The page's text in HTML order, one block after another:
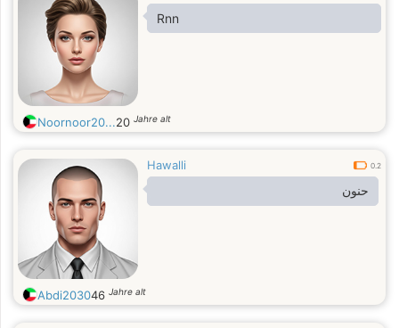
Rnn
Noornoor20...20 Jahre alt
Hawalli 0.2
حنون
Abdi203046 Jahre alt